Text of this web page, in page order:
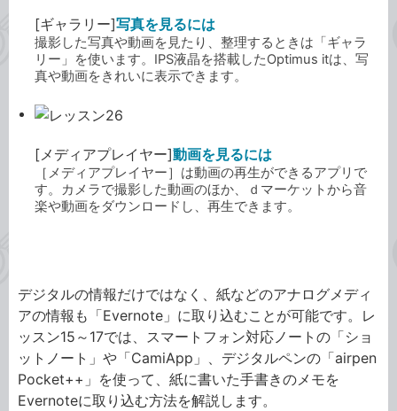
[ギャラリー]写真を見るには
撮影した写真や動画を見たり、整理するときは「ギャラ
リー」を使います。IPS液晶を搭載したOptimus itは、写
真や動画をきれいに表示できます。
[メディアプレイヤー]動画を見るには
［メディアプレイヤー］は動画の再生ができるアプリで
す。カメラで撮影した動画のほか、ｄマーケットから音
楽や動画をダウンロードし、再生できます。
デジタルの情報だけではなく、紙などのアナログメディ
アの情報も「Evernote」に取り込むことが可能です。レ
ッスン15～17では、スマートフォン対応ノートの「ショ
ットノート」や「CamiApp」、デジタルペンの「airpen
Pocket++」を使って、紙に書いた手書きのメモを
Evernoteに取り込む方法を解説します。